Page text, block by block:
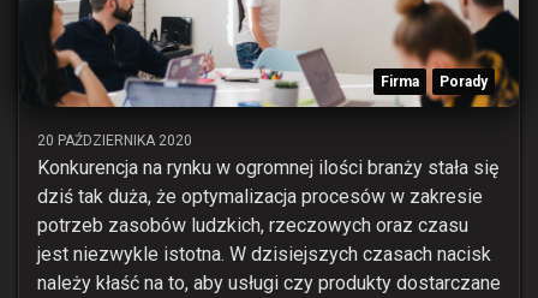
Firma Porady
20 PAŹDZIERNIKA 2020
Konkurencja na rynku w ogromnej ilości branży stała się
dziś tak duża, że optymalizacja procesów w zakresie
potrzeb zasobów ludzkich, rzeczowych oraz czasu
jest niezwykle istotna. W dzisiejszych czasach nacisk
należy kłaść na to, aby usługi czy produkty dostarczane